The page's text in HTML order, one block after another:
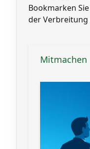
Bookmarken
der
Mitmachen